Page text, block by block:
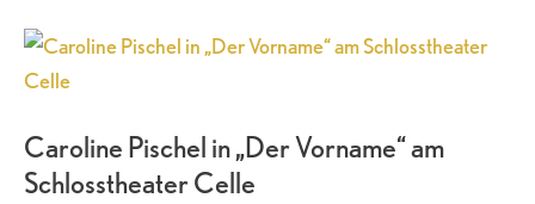
Caroline Pischel in „Der Vorname“ am
Schlosstheater Celle
Caroline
Pischel
„Der
Vorname“